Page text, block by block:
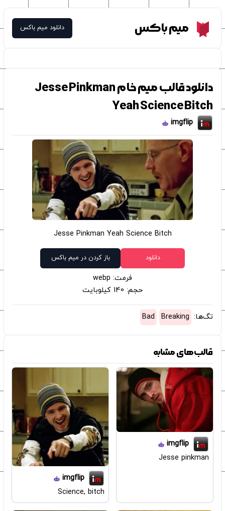
Meme Boxمیم باکس دانلود میم باکس
دانلود قالب میم خام Jesse Pinkman
Yeah Science Bitch
imgflip
Jesse Pinkman Yeah Science Bitch
دانلود باز کردن در میم باکس
فرمت: webp
حجم: 140 کیلوبایت
تگ‌ها: Breaking
Bad
قالب‌های مشابه
imgflip
Jesse pinkman
imgflip
Science, bitch